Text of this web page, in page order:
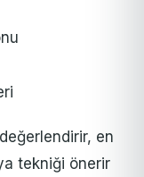
en
tekniği önerir